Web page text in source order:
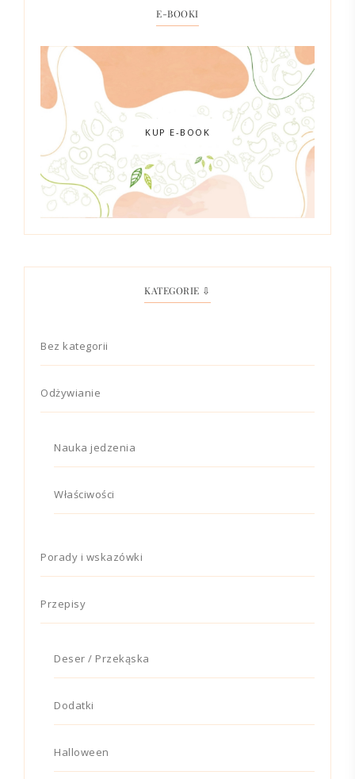
E-BOOKI
KUP E-BOOK
KATEGORIE ⇩
Bez kategorii
Odżywianie
Nauka jedzenia
Właściwości
Porady i wskazówki
Przepisy
Deser / Przekąska
Dodatki
Halloween